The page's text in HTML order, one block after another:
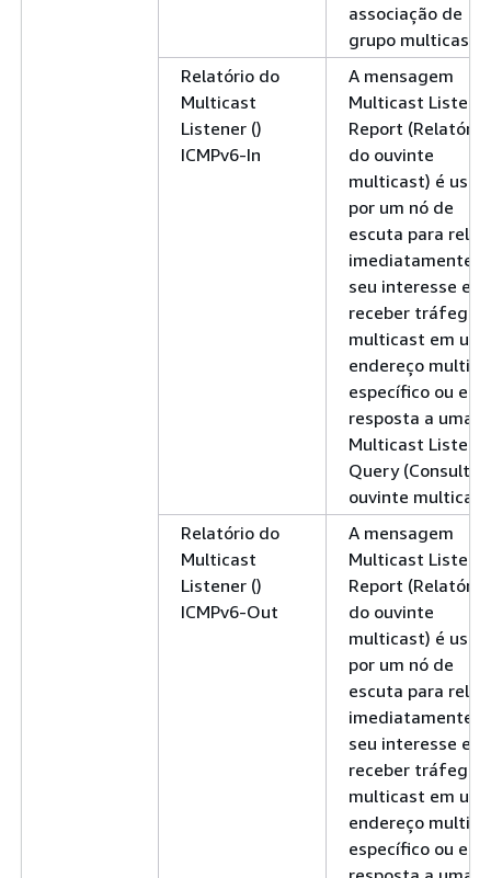
associação de
grupo multicast.
Relatório do
Multicast
Listener ()
ICMPv6-In
A mensagem
Multicast
Report (Relatório
do ouvinte
multicast) é
por um nó de
escuta para
imediatamente
seu interesse em
receber tráfego
multicast em um
endereço
específico ou em
resposta a uma
Multicast
Query (Consulta
ouvinte
Relatório do
Multicast
Listener ()
ICMPv6-Out
A mensagem
Multicast
Report (Relatório
do ouvinte
multicast) é
por um nó de
escuta para
imediatamente
seu interesse em
receber tráfego
multicast em um
endereço
específico ou em